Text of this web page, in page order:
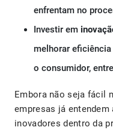
enfrentam no
Investir em
melhorar
o consumidor,
Embora não seja fácil
empresas já
inovadores dentro da